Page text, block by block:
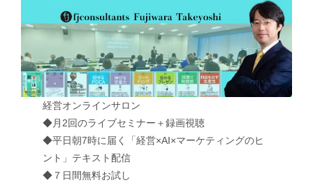
経営オンラインサロン
◆月2回のライブセミナー＋録画視聴
◆平日朝7時に届く「経営×AI×マーケティングのヒ
ント」テキスト配信
◆７日間無料お試し